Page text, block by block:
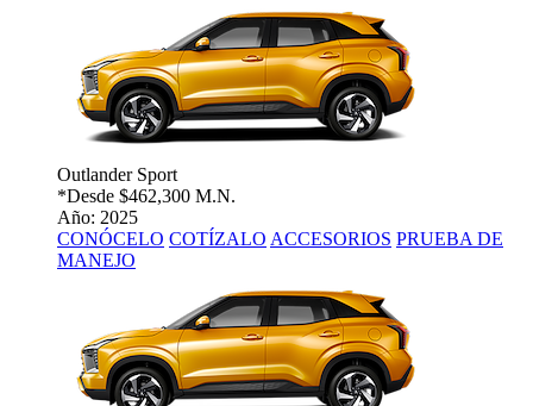
Outlander Sport
*Desde $462,300 M.N.
Año: 2025
CONÓCELO COTÍZALO ACCESORIOS PRUEBA DE
MANEJO